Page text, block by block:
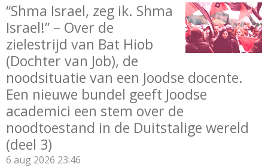
“Shma Israel, zeg ik. Shma
Israel!” – Over de
zielestrijd van Bat Hiob
(Dochter van Job), de
noodsituatie van een Joodse docente.
Een nieuwe bundel geeft Joodse
academici een stem over de
noodtoestand in de Duitstalige wereld
(deel 3)
6 aug 2026 23:46